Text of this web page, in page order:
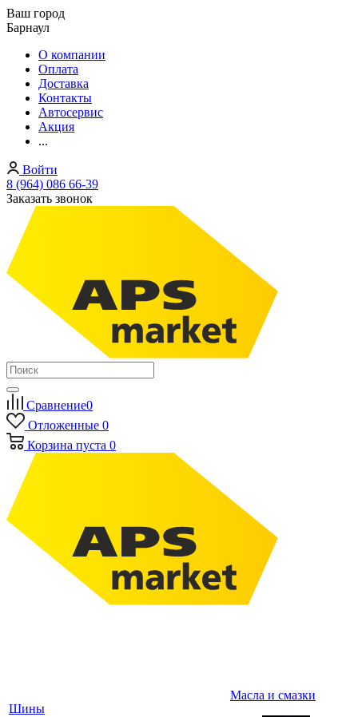
Ваш город
Барнаул
О компании
Оплата
Доставка
Контакты
Автосервис
Акция
...
Войти
8 (964) 086 66-39
Заказать звонок
Сравнение0
Отложенные 0
Корзина пуста 0
Шины
Масла и смазки